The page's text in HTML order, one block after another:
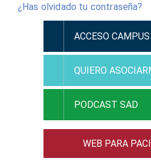
¿Has olvidado tu contraseña?
ACCESO
QUIERO
PODCAST SAD
WEB PARA